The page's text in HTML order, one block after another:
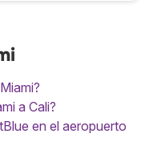
a Cali?
en el aeropuerto